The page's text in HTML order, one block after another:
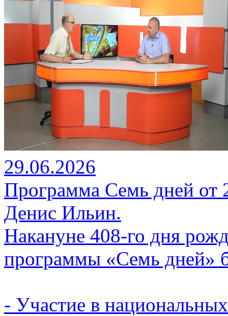
29.06.2026
Программа Семь дней от
Денис Ильин.
Накануне 408-го дня
программы «Семь дней»
- Участие в